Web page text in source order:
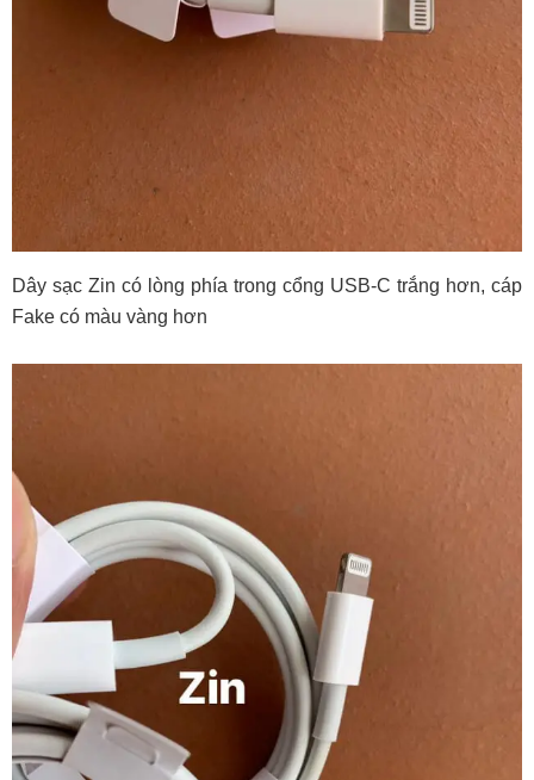
Dây sạc Zin có lòng phía trong cổng USB-C trắng hơn, cáp
Fake có màu vàng hơn